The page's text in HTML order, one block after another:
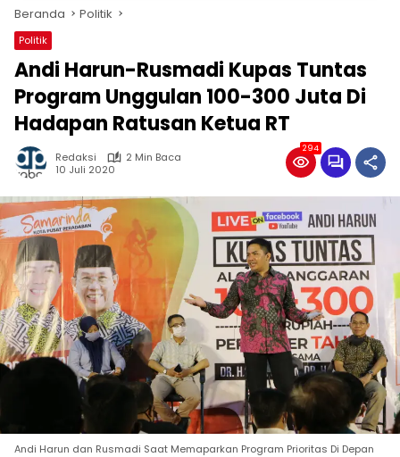
Beranda Politik
Politik
Andi Harun-Rusmadi Kupas Tuntas
Program Unggulan 100-300 Juta Di
Hadapan Ratusan Ketua RT
Redaksi
2 Min Baca
10 Juli 2020
294
Andi Harun dan Rusmadi Saat Memaparkan Program Prioritas Di Depan